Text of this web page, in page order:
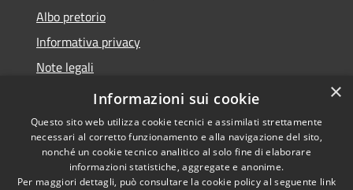
Albo pretorio
Informativa privacy
Note legali
Dichiarazione di accessibilità
Copyright © 2026 • Comune di
×
Informazioni sui cookie
Questo sito web utilizza cookie tecnici e assimilati strettamente
necessari al corretto funzionamento e alla navigazione del sito,
nonché un cookie tecnico analitico al solo fine di elaborare
informazioni statistiche, aggregate e anonime.
Per maggiori dettagli, può consultare la cookie policy al seguente link